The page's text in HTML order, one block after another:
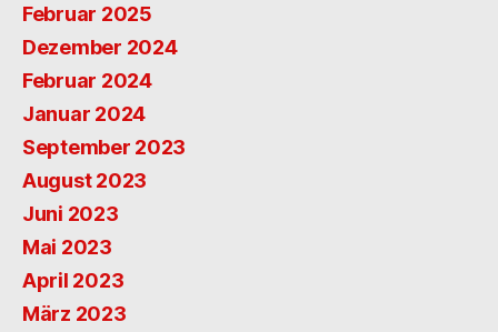
Februar 2025
Dezember 2024
Februar 2024
Januar 2024
September 2023
August 2023
Juni 2023
Mai 2023
April 2023
März 2023